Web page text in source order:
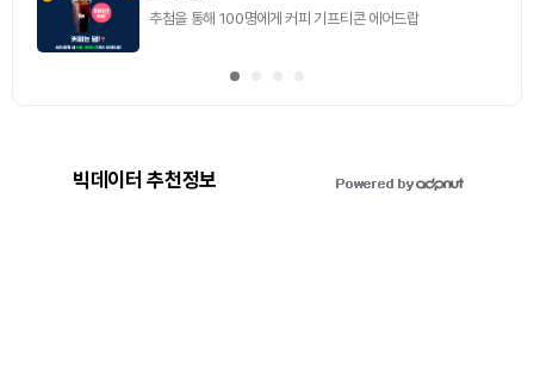
추첨을 통해 100명에게 커피 기프티콘 에어드랍
빅데이터 추천정보